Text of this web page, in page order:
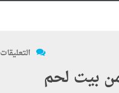
التعليقات
5 فلسطينيين من بيت لحم